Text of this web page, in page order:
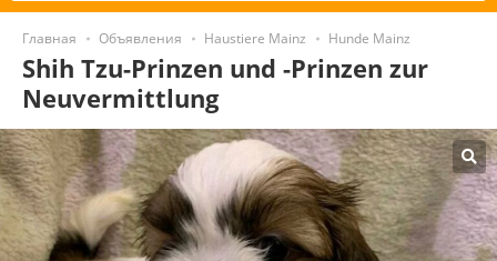
Главная Объявления Haustiere Mainz Hunde Mainz
Shih Tzu-Prinzen und -Prinzen zur
Neuvermittlung